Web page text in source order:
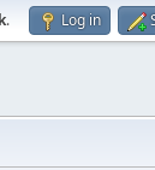
. Log in